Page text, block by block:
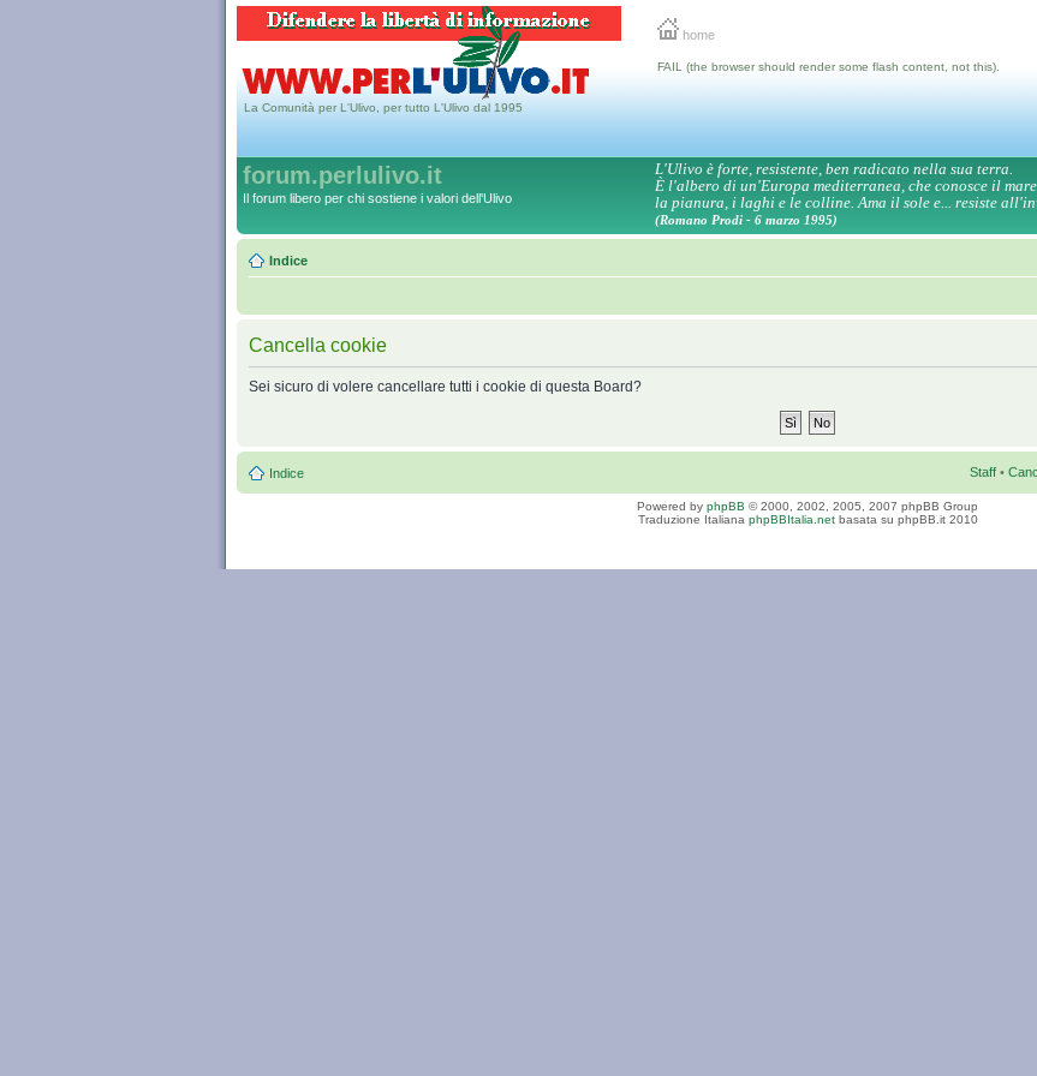
home
La Comunità per L'Ulivo, per tutto L'Ulivo dal 1995
FAIL (the browser should render some flash content, not this).
forum.perlulivo.it
Il forum libero per chi sostiene i valori dell'Ulivo
L'Ulivo è forte, resistente, ben radicato nella sua terra.
È l'albero di un'Europa mediterranea, che conosce il
la pianura, i laghi e le colline. Ama il sole e... resiste
(Romano Prodi - 6 marzo 1995)
Indice
Cancella cookie
Sei sicuro di volere cancellare tutti i cookie di questa Board?
Indice Staff •
Powered by phpBB © 2000, 2002, 2005, 2007 phpBB Group
Traduzione Italiana phpBBItalia.netbasata su phpBB.it 2010